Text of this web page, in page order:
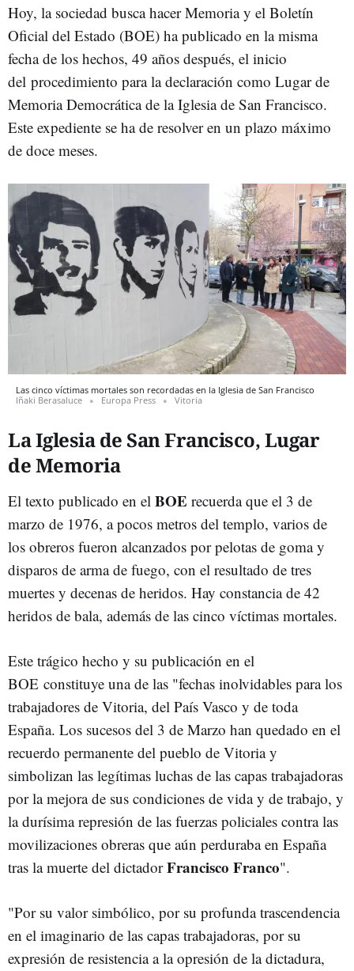
Hoy, la sociedad busca hacer Memoria y el Boletín
Oficial del Estado (BOE) ha publicado en la misma
fecha de los hechos, 49 años después, el inicio
del procedimiento para la declaración como Lugar de
Memoria Democrática de la Iglesia de San Francisco.
Este expediente se ha de resolver en un plazo máximo
de doce meses.
Las cinco víctimas mortales son recordadas en la Iglesia de San Francisco
Iñaki Berasaluce
Europa Press Vitoria
La Iglesia de San Francisco, Lugar
de Memoria
El texto publicado en el BOE recuerda que el 3 de
marzo de 1976, a pocos metros del templo, varios de
los obreros fueron alcanzados por pelotas de goma y
disparos de arma de fuego, con el resultado de tres
muertes y decenas de heridos. Hay constancia de 42
heridos de bala, además de las cinco víctimas mortales.
Este trágico hecho y su publicación en el
BOE constituye una de las "fechas inolvidables para los
trabajadores de Vitoria, del País Vasco y de toda
España. Los sucesos del 3 de Marzo han quedado en el
recuerdo permanente del pueblo de Vitoria y
simbolizan las legítimas luchas de las capas trabajadoras
por la mejora de sus condiciones de vida y de trabajo, y
la durísima represión de las fuerzas policiales contra las
movilizaciones obreras que aún perduraba en España
tras la muerte del dictadorFrancisco Franco".
"Por su valor simbólico, por su profunda trascendencia
en el imaginario de las capas trabajadoras, por su
expresión de resistencia a la opresión de la dictadura,